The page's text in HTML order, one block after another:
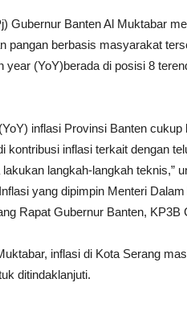
Gubernur Banten Al Muktabar
pangan berbasis masyarakat
year (YoY)berada di posisi 8
inflasi Provinsi Banten
kontribusi inflasi terkait dengan
langkah-langkah teknis,”
yang dipimpin Menteri
Rapat Gubernur Banten, KP3B
inflasi di Kota Serang
ditindaklanjuti.